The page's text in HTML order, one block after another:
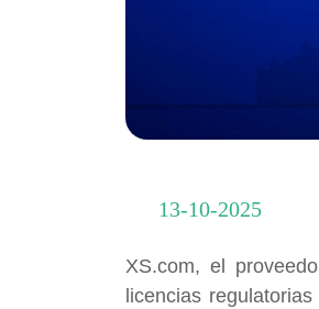
13-10-2025
XS.com, el
licencias